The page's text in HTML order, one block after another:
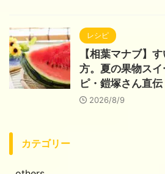
レシピ
【相葉マナブ】
方。夏の果物ス
ピ・鎧塚さん直伝
2026/8/9
カテゴリー